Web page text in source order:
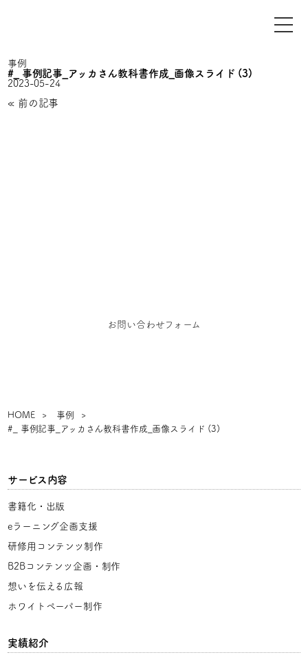
事例
#_ 事例記事_アッカさん教科書作成_画像スライド (3)
2023-05-24
« 前の記事
お問い合わせフォーム
HOME
事例
#_ 事例記事_アッカさん教科書作成_画像スライド (3)
サービス内容
書籍化・出版
eラーニング企画支援
研修用コンテンツ制作
B2Bコンテンツ企画・制作
想いを伝える広報
ホワイトペーパー制作
実績紹介